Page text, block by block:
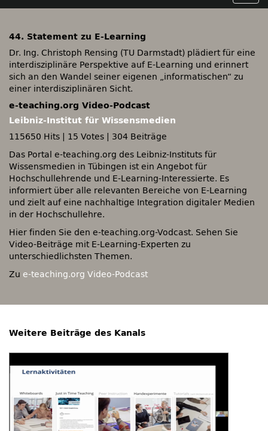
44. Statement zu E-Learning
Dr. Ing. Christoph Rensing (TU Darmstadt) plädiert für eine
interdisziplinäre Perspektive auf E-Learning und erinnert
sich an den Wandel seiner eigenen „informatischen“ zu
einer interdisziplinären Sicht.
e-teaching.org Video-Podcast
Leibniz-Institut für Wissensmedien
115650 Hits
15 Votes
304 Beiträge
Das Portal e-teaching.org des Leibniz-Instituts für
Wissensmedien in Tübingen ist ein Angebot für
Hochschullehrende und E-Learning-Interessierte. Es
informiert über alle relevanten Bereiche von E-Learning
und zielt auf eine nachhaltige Integration digitaler Medien
in der Hochschullehre.
Hier finden Sie den e-teaching.org-Vodcast. Sehen Sie
Video-Beiträge mit E-Learning-Experten zu
unterschiedlichsten Themen.
Zu e-teaching.org Video-Podcast
Weitere Beiträge des Kanals